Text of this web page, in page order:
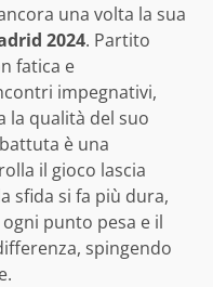
una volta la sua
2024. Partito
fatica e
impegnativi,
la qualità del suo
è una
il gioco lascia
sfida si fa più dura,
punto pesa e il
spingendo